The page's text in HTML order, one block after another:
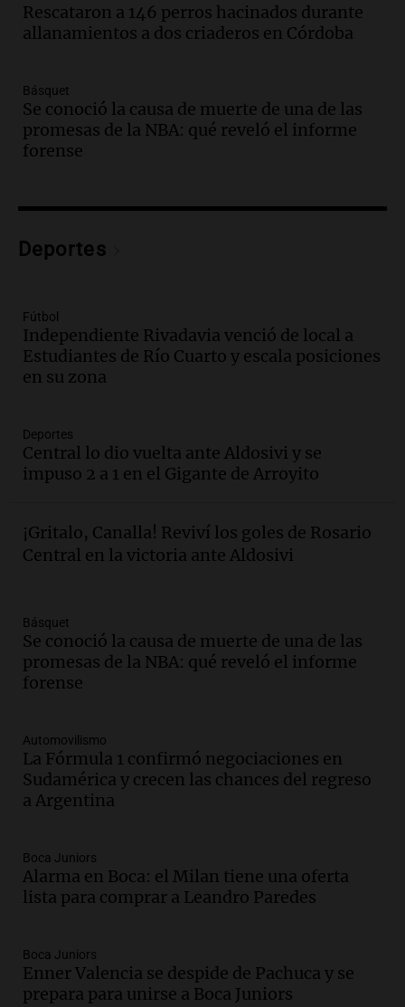
en la Sociedad Rural de Bulaya con
actividades para toda la familia
Audio.
edificios y una casa del estudiante para
jóvenes de la región
Panorama Federal
Audio.Preparativos finales para la gran
Bulaya este sábado
Audio.
Congreso y evacuación por derrame de
oxígeno en Montecastro
Panorama Federal
y llega avión para escuelas de la décima
brigada aérea
Panorama Federal
Audio.La justicia reconoce al COVID
como enfermedad laboral tras la muerte
Audio.Aumento de tarifas de luz en San
Luis a partir de agosto por nueva
regulación de la energía
Audio.Gabriela Irrazábal: “Un 35,5% de
la población del país fue a templos a
buscar ayuda el último año”
La Argentina, hoy
Audio.
sobre la muerte del kitesurfista en
Santa Fe.
Audio.
José Roccuzzo, cortes de carne y
compras de Antonella: bromas en
Rescataron a 146 perros hacinados durante
allanamientos a dos criaderos en Córdoba
Básquet
Se conoció la causa de muerte de una de las
promesas de la NBA: qué reveló el informe
forense
Deportes
Fútbol
Independiente Rivadavia venció de local a
Estudiantes de Río Cuarto y escala posiciones
en su zona
Deportes
Central lo dio vuelta ante Aldosivi y se
impuso 2 a 1 en el Gigante de Arroyito
¡Gritalo, Canalla! Reviví los goles de Rosario
Central en la victoria ante Aldosivi
Básquet
Se conoció la causa de muerte de una de las
promesas de la NBA: qué reveló el informe
forense
Automovilismo
La Fórmula 1 confirmó negociaciones en
Sudamérica y crecen las chances del regreso
a Argentina
Boca Juniors
Alarma en Boca: el Milan tiene una oferta
lista para comprar a Leandro Paredes
Boca Juniors
Enner Valencia se despide de Pachuca y se
prepara para unirse a Boca Juniors